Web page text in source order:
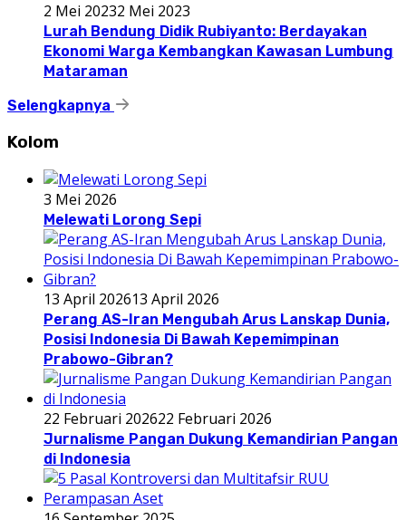
2 Mei 20232 Mei 2023
Lurah Bendung Didik Rubiyanto: Berdayakan
Ekonomi Warga Kembangkan Kawasan Lumbung
Mataraman
Selengkapnya
Kolom
3 Mei 2026
Melewati Lorong Sepi
13 April 202613 April 2026
Perang AS-Iran Mengubah Arus Lanskap Dunia,
Posisi Indonesia Di Bawah Kepemimpinan
Prabowo-Gibran?
22 Februari 202622 Februari 2026
Jurnalisme Pangan Dukung Kemandirian Pangan
di Indonesia